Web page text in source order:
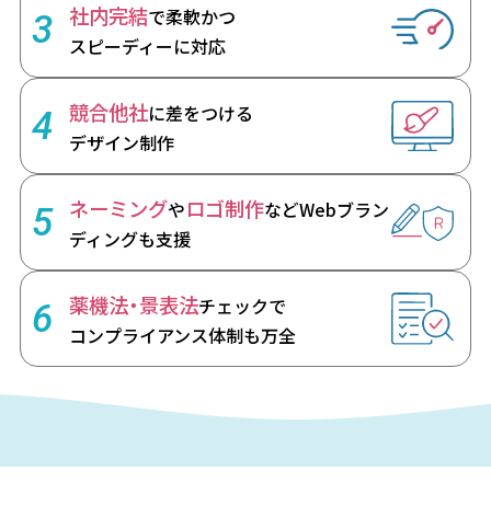
3 社内完結で柔軟かつ
スピーディーに対応
4 競合他社に差をつける
デザイン制作
5 ネーミングやロゴ制作などWebブラン
ディングも支援
6 薬機法・景表法チェックで
コンプライアンス体制も万全